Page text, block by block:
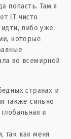
попасть. Там я
IT чисто
либо уже
которые
во всемирной
странах и
также сильно
и
так как меня